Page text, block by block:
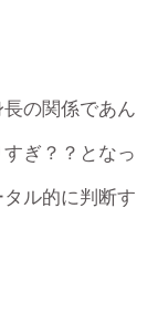
の関係であん
ぎ？？となっ
ル的に判断す